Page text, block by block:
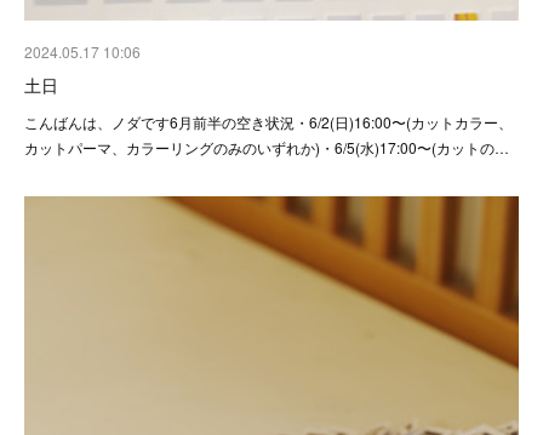
2024.05.17 10:06
土日
こんばんは、ノダです6月前半の空き状況・6/2(日)16:00〜(カットカラー、
カットパーマ、カラーリングのみのいずれか)・6/5(水)17:00〜(カットの…